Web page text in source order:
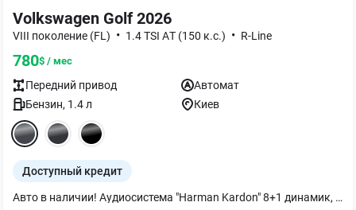
Volkswagen Golf 2026
VIII поколение (FL) • 1.4 TSI AТ (150 к.с.) • R-Line
780$ / мес
Передний привод
Автомат
Бензин, 1.4л Киев
Доступный кредит
Авто в наличии! Аудиосистема "Harman Kardon" 8+1 динамик, 12-канальный усилитель, сабвуфер, общая мощность 480 Вт Пакет экстерьера "Black Style" в сочетании со светодиодными матричными фарами IQ.Light. Элементы экстерьера и внешние зеркала в черном цвете. Светодиодные матричные фары IQ.Light ближнего и дальнего света с динамическим регулированием дальнего света Dynamic Light Assist Система кругового обзора "Area View" включена с камерой заднего вида "Rear View" "Keyless Access" с функцией Safelock App-Connect: Apple CarPlay/Android Auto вкл. App-Connect Wireless Ассистент смены полосы движения "Side Assist" Ассистент удержания полосы движения "Lane Assist" Зеркало заднего вида с функцией автоматического затемнения Digital Cockpit Pro: цифровая панель приборов 10,2 дюймов Адаптивный круиз-контроль ACC систему фронтального контроля FrontAssist с функцией экстренного торможения с системой обнаружения пешеходов и велосипедистов Ассистент дальнего света "Light Assist" Ассистент удержания полосы движения "Lane Assist" Ассистент смены полосы движения "Side Assist" Front Assist Диски "Coventry" R17, легкосплавные с полированной поверхностью в черном цвете Внешние зеркала с электроскладыванием Климат-контроль "Air Care Climatronic" с трехзонным регулированием Медиасистема 'Ready 2 Discover" с 12.9 Мультифункциональное кожаное рулевое колесо с функцией подогрева Обивка центральной части сидений тканью "R-Line" с логотипом R, центральной части боковин сидений микрофиброй ArtVelour Сигнализация с датчиками охраны внутреннего пространства Парктроник передний и задний Парковочный ассистент "Park Assist" Фоновое освещение интерьера (30 цветов) Темно-тонированные задние окна и заднее стекло Центральный подлокотник спереди с возможностью регулирования Поперечная поддержка передних сидений Парковочный ассистент "Park Assist" Беспроводная зарядка смартфону Электронная блокировка дифференциала XDS Фоновая подсветка интерьера (30 цветов) Педали из матовой нержавеющей стали Передние сиденья топ-спортивные с регулировкой по высоте Подсветка пола в салоне спереди Прогрессивное рулевое управление (адаптируется в зависимости от скорости и дорожной ситуации)